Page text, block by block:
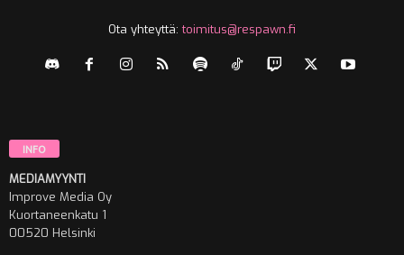
Ota yhteyttä:toimitus@respawn.fi
INFO
MEDIAMYYNTI
Improve Media Oy
Kuortaneenkatu 1
00520 Helsinki